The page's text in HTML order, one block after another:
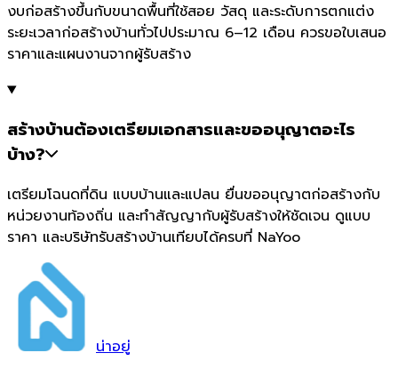
งบก่อสร้างขึ้นกับขนาดพื้นที่ใช้สอย วัสดุ และระดับการตกแต่ง
ระยะเวลาก่อสร้างบ้านทั่วไปประมาณ 6–12 เดือน ควรขอใบเสนอ
ราคาและแผนงานจากผู้รับสร้าง
สร้างบ้านต้องเตรียมเอกสารและขออนุญาตอะไร
บ้าง?
เตรียมโฉนดที่ดิน แบบบ้านและแปลน ยื่นขออนุญาตก่อสร้างกับ
หน่วยงานท้องถิ่น และทำสัญญากับผู้รับสร้างให้ชัดเจน ดูแบบ
ราคา และบริษัทรับสร้างบ้านเทียบได้ครบที่ NaYoo
น่าอยู่